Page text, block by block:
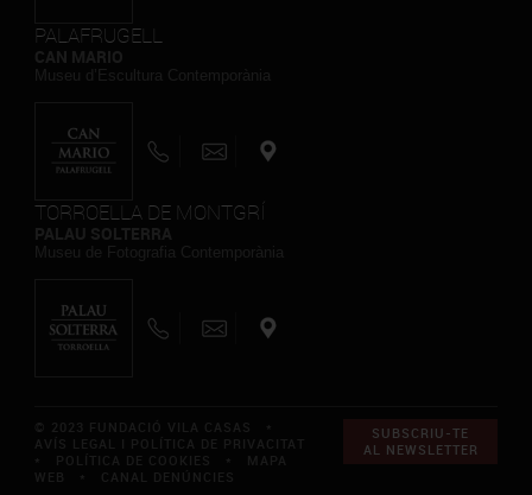
PALAFRUGELL
TORROELLA DE MONTGRÍ
SUBSCRIU-TE
AL NEWSLETTER